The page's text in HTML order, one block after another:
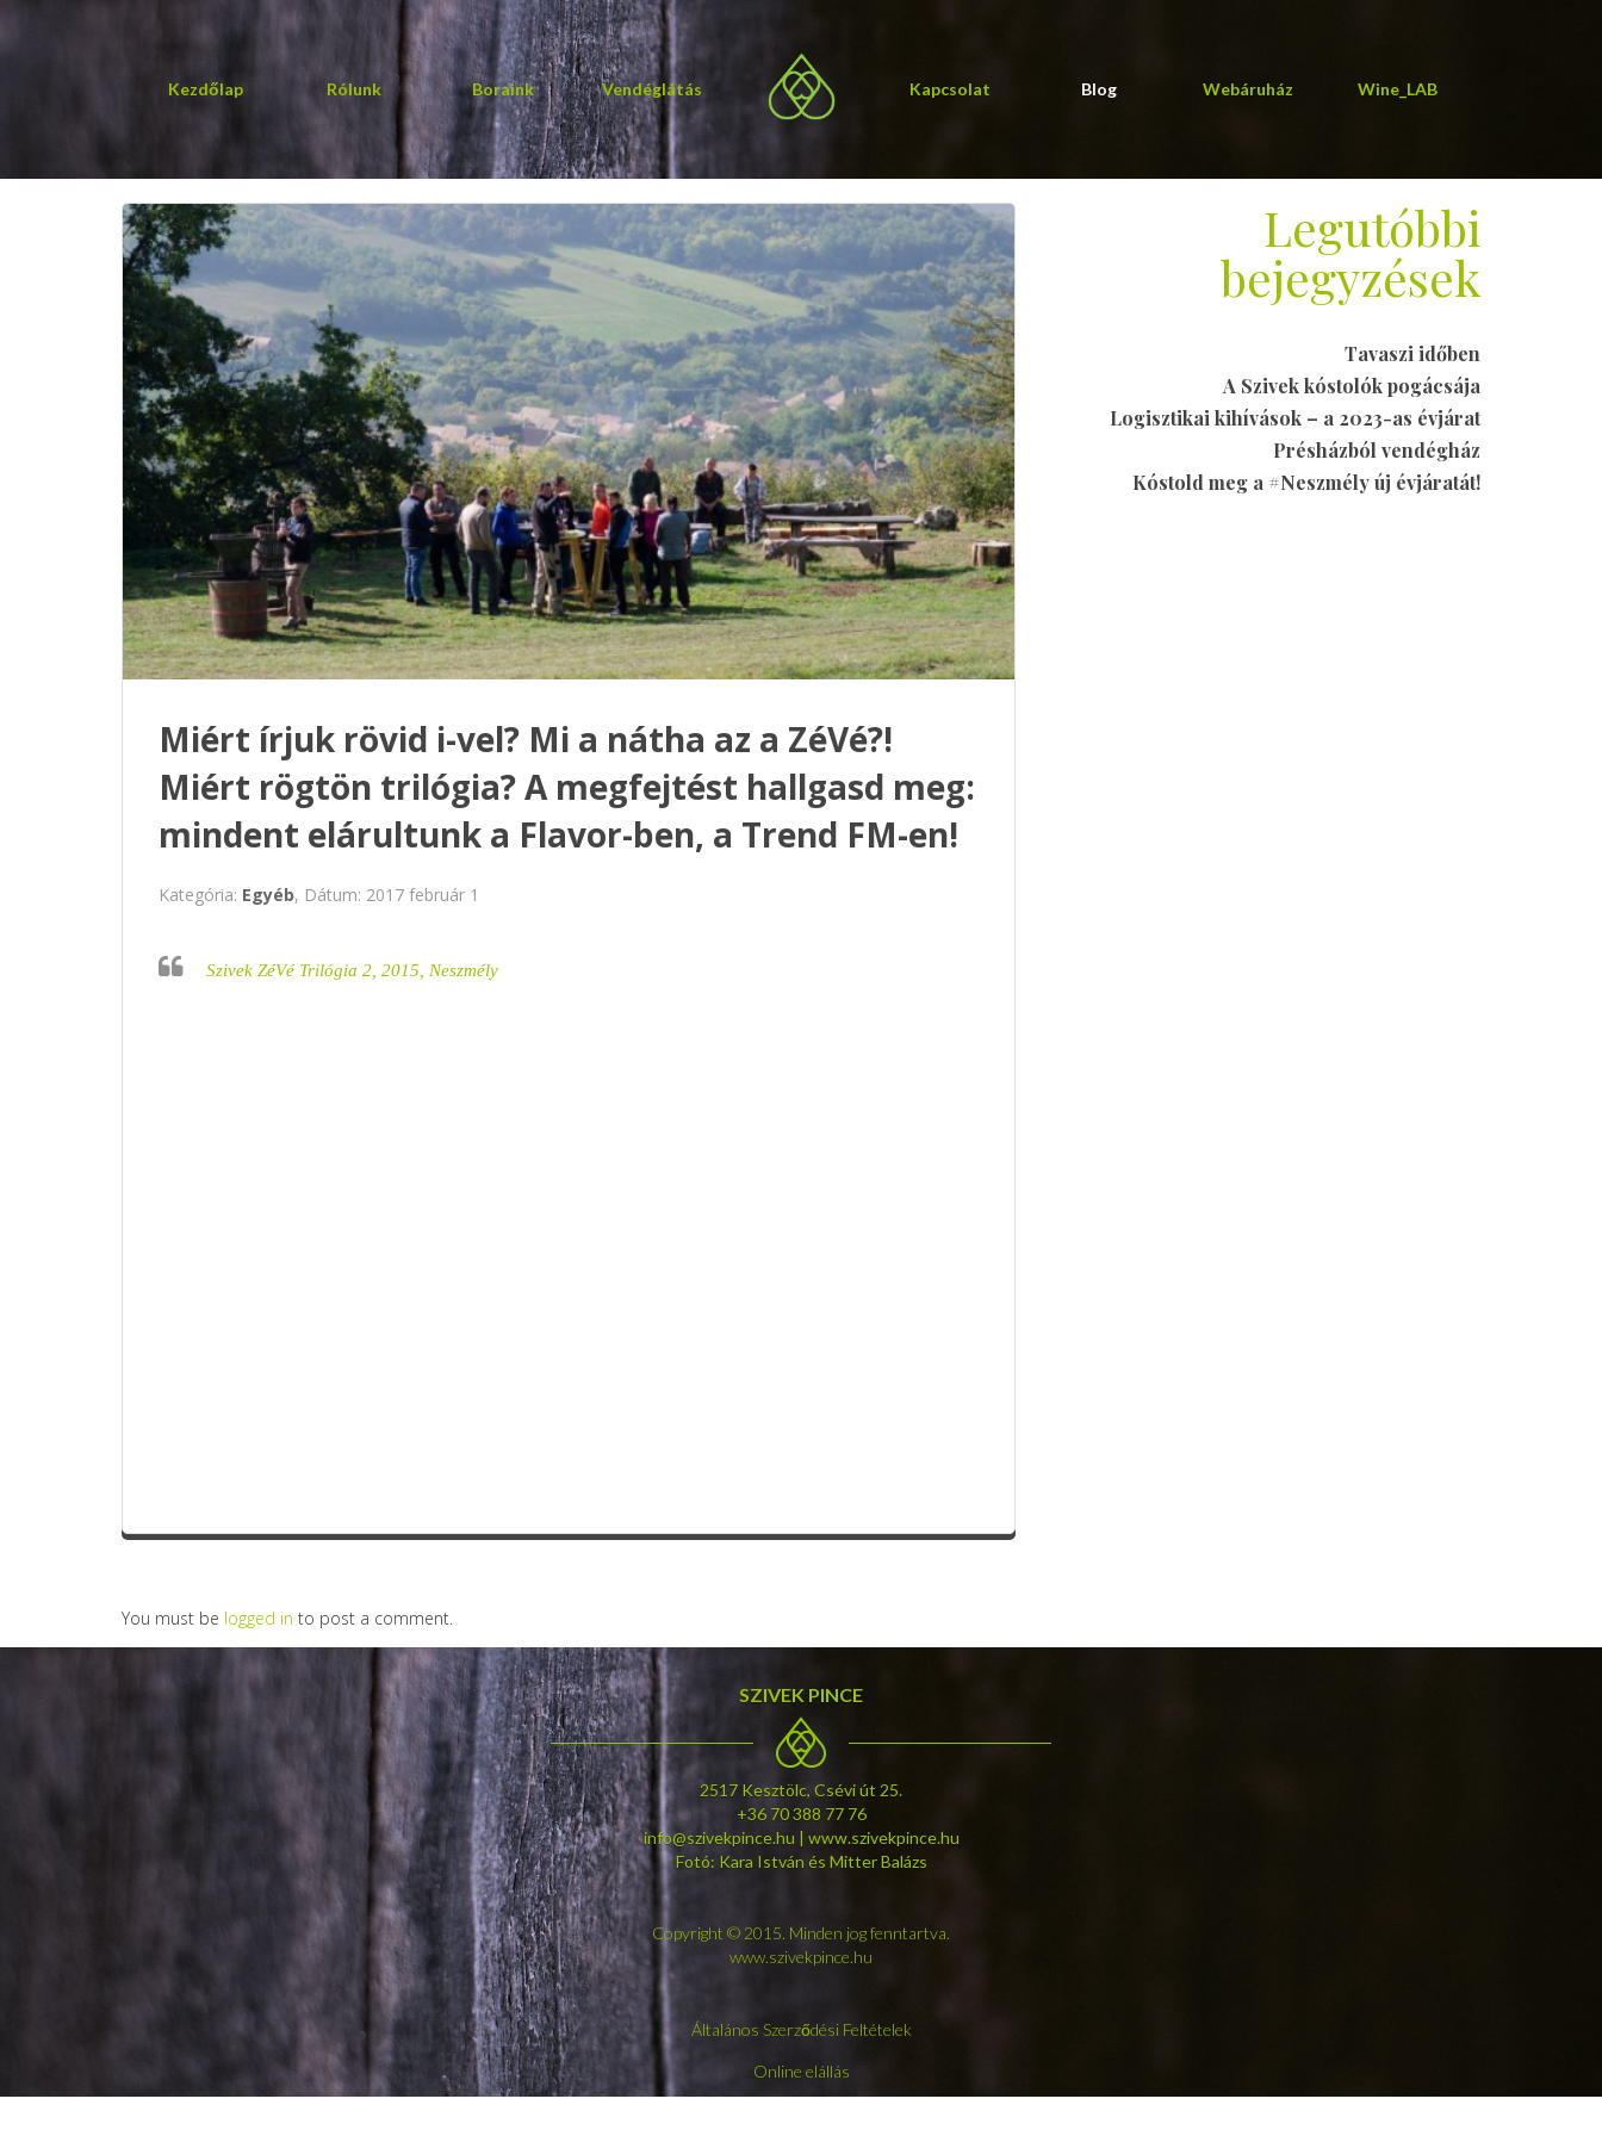
Kezdőlap Rólunk Boraink Vendéglátás Kapcsolat Blog Webáruház Wine_LAB
Miért írjuk rövid i-vel? Mi a nátha az a ZéVé?!
Miért rögtön trilógia? A megfejtést hallgasd meg:
mindent elárultunk a Flavor-ben, a Trend FM-en!
Kategória: Egyéb, Dátum: 2017 február 1
Szivek ZéVé Trilógia 2, 2015, Neszmély
You must be logged in to post a comment.
Legutóbbi
bejegyzések
Tavaszi időben
A Szivek kóstolók pogácsája
Logisztikai kihívások – a 2023-as évjárat
Présházból vendégház
Kóstold meg a #Neszmély új évjáratát!
SZIVEK PINCE
2517 Kesztölc, Csévi út 25.
+36 70 388 77 76
info@szivekpince.hu | www.szivekpince.hu
Fotó: Kara István és Mitter Balázs
Copyright © 2015. Minden jog fenntartva.
www.szivekpince.hu
Általános Szerződési Feltételek
Online elállás